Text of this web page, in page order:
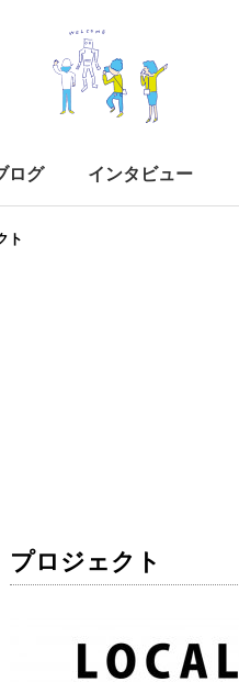
ログ インタビュー
ト
プロジェクト